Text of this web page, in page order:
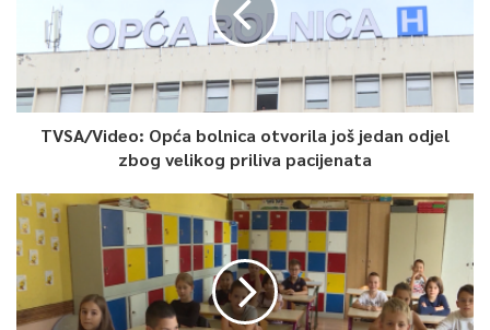
TVSA/Video: Opća bolnica otvorila još jedan odjel
zbog velikog priliva pacijenata